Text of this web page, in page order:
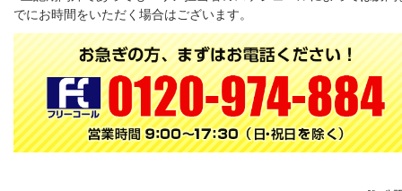
でにお時間をいただく場合はございます。